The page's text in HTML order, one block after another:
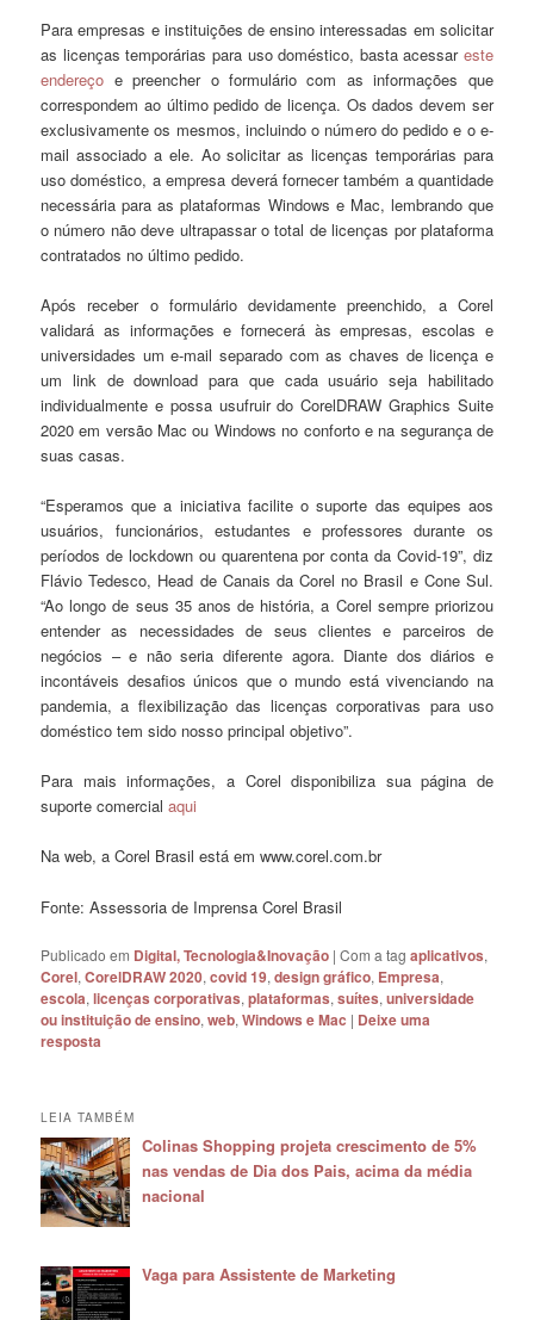
Para empresas e instituições de ensino interessadas em solicitar
as licenças temporárias para uso doméstico, basta acessar este
endereço e preencher o formulário com as informações que
correspondem ao último pedido de licença. Os dados devem ser
exclusivamente os mesmos, incluindo o número do pedido e o e-
mail associado a ele. Ao solicitar as licenças temporárias para
uso doméstico, a empresa deverá fornecer também a quantidade
necessária para as plataformas Windows e Mac, lembrando que
o número não deve ultrapassar o total de licenças por plataforma
contratados no último pedido.
Após receber o formulário devidamente preenchido, a Corel
validará as informações e fornecerá às empresas, escolas e
universidades um e-mail separado com as chaves de licença e
um link de download para que cada usuário seja habilitado
individualmente e possa usufruir do CorelDRAW Graphics Suite
2020 em versão Mac ou Windows no conforto e na segurança de
suas casas.
“Esperamos que a iniciativa facilite o suporte das equipes aos
usuários, funcionários, estudantes e professores durante os
períodos de lockdown ou quarentena por conta da Covid-19”, diz
Flávio Tedesco, Head de Canais da Corel no Brasil e Cone Sul.
“Ao longo de seus 35 anos de história, a Corel sempre priorizou
entender as necessidades de seus clientes e parceiros de
negócios – e não seria diferente agora. Diante dos diários e
incontáveis desafios únicos que o mundo está vivenciando na
pandemia, a flexibilização das licenças corporativas para uso
doméstico tem sido nosso principal objetivo”.
Para mais informações, a Corel disponibiliza sua página de
suporte comercialaqui
Na web, a Corel Brasil está em www.corel.com.br
Fonte: Assessoria de Imprensa Corel Brasil
Publicado em Digital, Tecnologia&Inovação |Com a tagaplicativos,
Corel,CorelDRAW 2020,covid 19,design gráfico, Empresa,
escola,licenças corporativas,plataformas,suítes,universidade
ou instituição de ensino,web,Windows e Mac | Deixe uma
resposta
LEIA TAMBÉM
Colinas Shopping projeta crescimento de 5%
nas vendas de Dia dos Pais, acima da média
nacional
Vaga para Assistente de Marketing